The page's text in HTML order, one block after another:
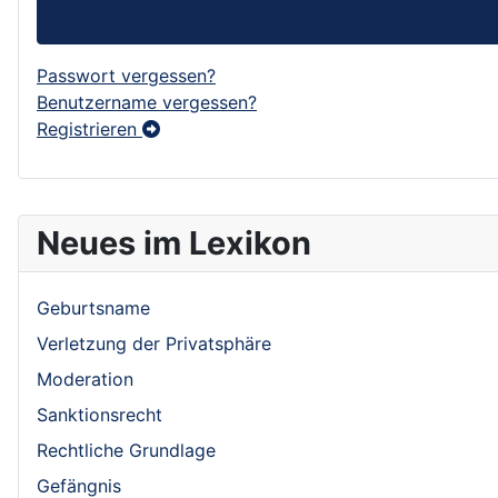
Neues im Lexikon
Geburtsname
Verletzung der Privatsphäre
Moderation
Sanktionsrecht
Rechtliche Grundlage
Gefängnis
Passwort vergessen?
Benutzername vergessen?
Registrieren